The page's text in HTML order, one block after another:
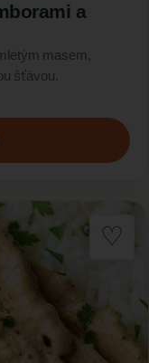
a
masem,
šťávou.